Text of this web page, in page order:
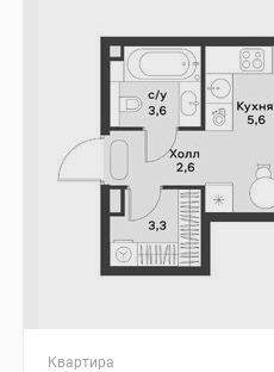
Квартира